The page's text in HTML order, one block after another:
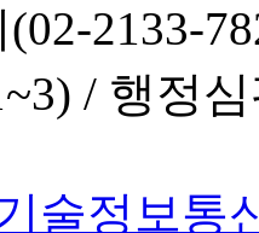
2133-
/ 행정심